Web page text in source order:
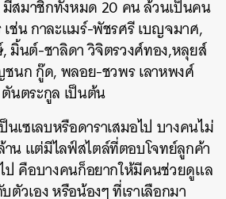
มีสมาชิกทั้งหมด 20 คน ล้วนเป็นคน
เช่น กาละแมร์-พัชรศรี เบญจมาศ,
มิ้นต์-ชาลิดา วิจิตรวงศ์ทอง,หลุยส์
นก กู๊ด, พลอย-ชวพร เลาหพงศ์
นตระกูล เป็นต้น
นเซเลบหรือดาราเสมอไป บางคนไม่
น แต่มีไลฟ์สไตล์ที่ตอบโจทย์ลูกค้า
ไป คือบางคนก็อยากให้มีคนช่วยดูแล
ตัวเอง หรือน้องๆ ที่เราเลือกมา